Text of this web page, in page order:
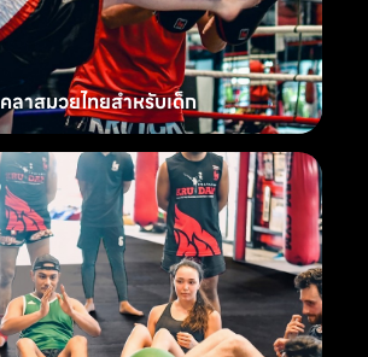
คลาสมวยไทยสำหรับเด็ก